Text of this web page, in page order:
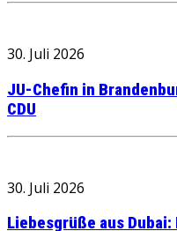
30. Juli 2026
JU-Chefin in
CDU
30. Juli 2026
Liebesgrüße aus